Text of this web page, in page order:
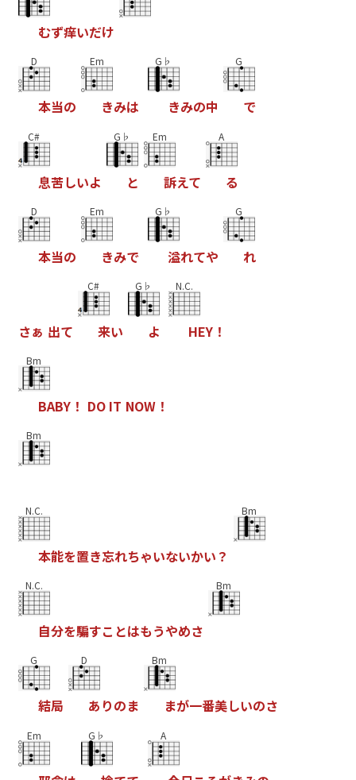
むず痒いだけ
D
本当の
Em
きみは
G♭
きみの中
G
で
C#
息苦しいよ
G♭
と
Em
訴えて
A
る
D
本当の
Em
きみで
G♭
溢れてや
G
れ
さぁ 出て
C#
来い
G♭
よ
N.C.
HEY ！
Bm
BABY！ DO IT NOW！
Bm
N.C.
本能を置き忘れちゃいないかい ？
Bm
N.C.
自分を騙すこ とはもうやめさ
Bm
G
結局
D
あ りのま
Bm
まが一番美しいのさ
Em G♭ A